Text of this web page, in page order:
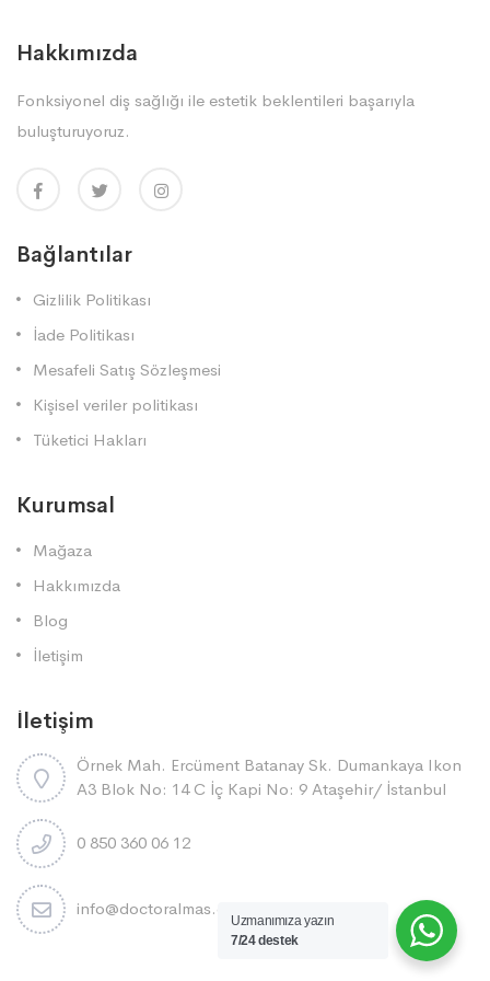
Hakkımızda
Fonksiyonel diş sağlığı ile estetik beklentileri başarıyla
buluşturuyoruz.
Bağlantılar
Gizlilik Politikası
İade Politikası
Mesafeli Satış Sözleşmesi
Kişisel veriler politikası
Tüketici Hakları
Kurumsal
Mağaza
Hakkımızda
Blog
İletişim
İletişim
Örnek Mah. Ercüment Batanay Sk. Dumankaya Ikon
A3 Blok No: 14 C İç Kapi No: 9 Ataşehi̇r/ İstanbul
0 850 360 06 12
info@doctoralmas.com.tr
Uzmanımıza yazın
7/24 destek